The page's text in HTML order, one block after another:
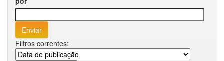
Filtros correntes: